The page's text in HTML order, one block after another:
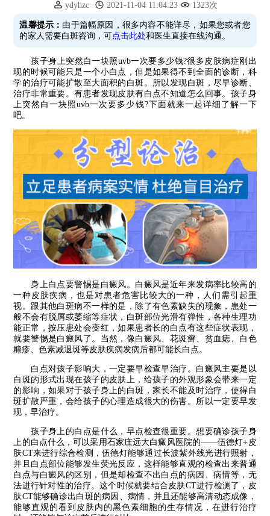
ydyhzc 2021-11-04 11:04:23 1323次
温馨提示： 由于篇幅原因，很多内容不能详尽，如果您或者您
的家人需要白斑咨询，可点击此处和医生直接在线沟通。
孩子身上突然白一块照uvb一次要多少钱?很多皮肤病症刚出
现的时候可能只是一个小白点，但是如果得不到全面的诊断，科
学的治疗可能扩散至大面积的白斑。所以发现白斑，尽早诊断、
治疗非常重要。有患者发现皮肤有白点不知道怎么回事。孩子身
上突然白一块照uvb一次要多少钱?下面就来一起详细了解一下
吧。
身上白点要警惕是白癜风。白癜风是近年来发病率比较高的
一种皮肤疾病，也是对患者危害比较大的一种，人们需引起重
视。跟其他白斑病不一样的是，除了有色素缺失的现象，患处一
般不会有脱屑或萎缩等症状，白斑部位光滑有弹性，各种生理功
能正常，按压患处会变红，如果患者长的白点有这些症状表现，
就要警惕是白癜风了。当然，像白癜风、花斑癣、贫血痣、白色
糠疹、色素减退斑等皮肤疾病发病后都可能长白点。
白点对孩子影响大，一定要早检查早治疗。白癜风主要是以
白斑的形式出现在孩子的皮肤上，给孩子的外观形象会带来一定
的影响，如果对于孩子身上的白斑，家长不能及时治疗，使得白
斑扩散严重，会给孩子的心理造成很大的伤害。所以一定要早发
现，早治疗。
孩子身上的白点是什么，早点检查很重要。想要确诊孩子身
上的白点什么，可以采用石家庄远大白癜风医院的——伍德灯+皮
肤CT来进行综合检测，伍德灯能够通过长波紫外线光进行照射，
并且白点部位能够发生荧光反应，这样能够直观的检查出来普通
白点与白癜风的区别，但是却检查不出白点的病因、病情等，无
法进行针对性的治疗。这个时候就要结合皮肤CT进行检测了，皮
肤CT能够确诊出白斑的病因、病情，并且还能够高清动态成像，
能够直观的看到皮肤内的黑色素细胞的生存情况，在进行治疗